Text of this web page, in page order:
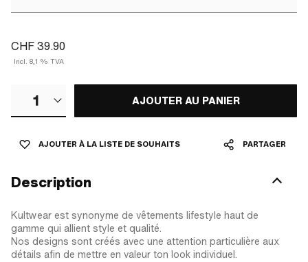
CHF 39.90
Incl. 8,1 % TVA
1 AJOUTER AU PANIER
AJOUTER À LA LISTE DE SOUHAITS PARTAGER
Description
Kultwear est synonyme de vêtements lifestyle haut de
gamme qui allient style et qualité.
Nos designs sont créés avec une attention particulière aux
détails afin de mettre en valeur ton look individuel.